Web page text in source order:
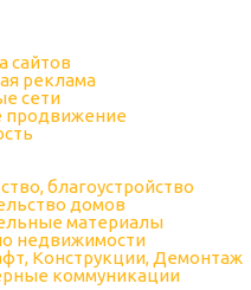
сайтов
реклама
сети
продвижение
благоустройство
домов
материалы
недвижимости
Конструкции, Демонтаж
коммуникации